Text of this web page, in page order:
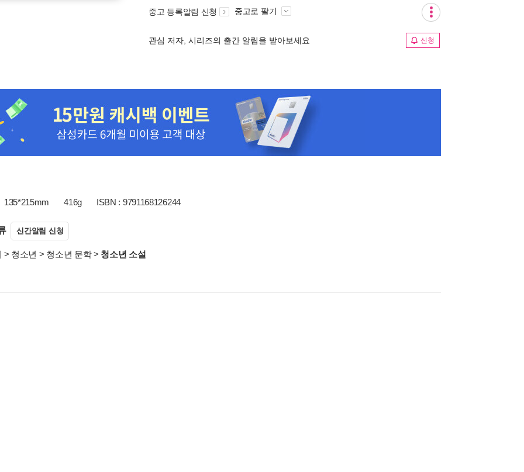
중고 등록알림 신청 중고로 팔기
관심 저자, 시리즈의 출간 알림을 받아보세요 신청
135*215mm 416g ISBN : 9791168126244
신간알림 신청
> 청소년 > 청소년 문학> 청소년 소설